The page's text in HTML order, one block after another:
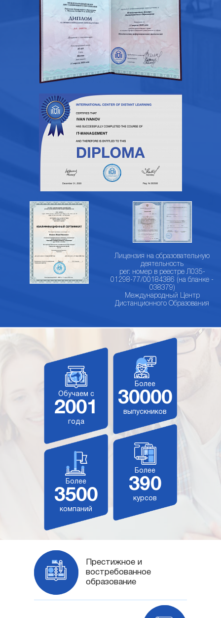
Лицензия на образовательную
деятельность
рег. номер в реестре Л035-
01298-77/00184386 (на бланке -
038379)
Международный Центр
Дистанционного Образования
Обучаем с
2001
года
Более
30000
выпускников
Более
3500
компаний
Более
390
курсов
Престижное и
востребованное
образование